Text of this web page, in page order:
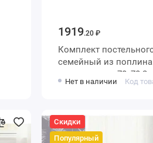
1919.20 ₽
Комплект
семейный из поплина с
наволочками 70х70 2
Животные Ночь
Нет в наличии Код
Скидки
Популярный